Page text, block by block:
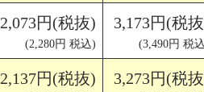
2,073円(税抜)
(2,280円 税込)
3,173円(税
(3,490円 税
2,137円(税抜) 3,273円(税